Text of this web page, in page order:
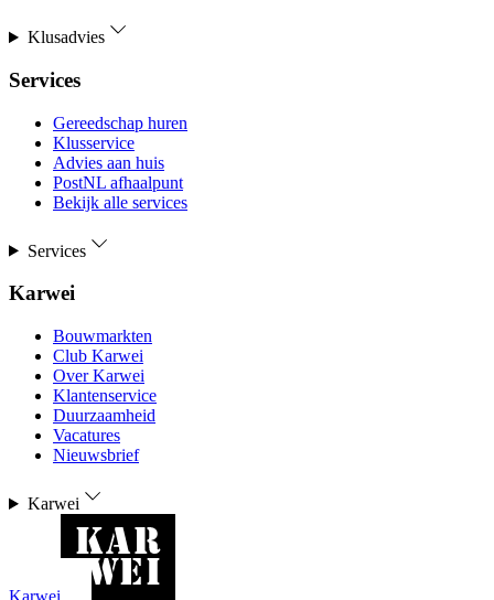
Klusadvies
Services
Gereedschap huren
Klusservice
Advies aan huis
PostNL afhaalpunt
Bekijk alle services
Services
Karwei
Bouwmarkten
Club Karwei
Over Karwei
Klantenservice
Duurzaamheid
Vacatures
Nieuwsbrief
Karwei
Karwei